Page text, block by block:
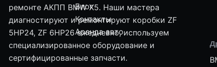
Блог
Контакты
Аренда авто
ремонте АКПП BMW X5. Наши мастера
диагностируют и ремонтируют коробки ZF
5HP24, ZF 6HP26 ежедневно, используем
специализированное оборудование и
сертифицированные запчасти.